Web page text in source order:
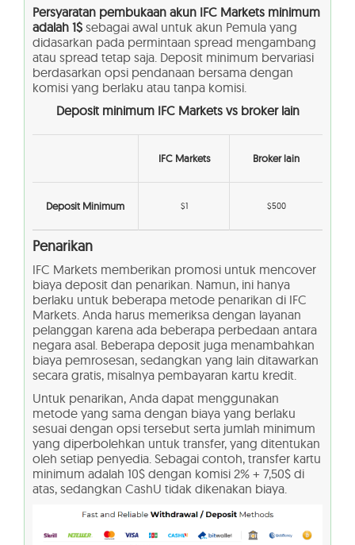
Persyaratan pembukaan akun IFC Markets minimum
adalah 1$ sebagai awal untuk akun Pemula yang
didasarkan pada permintaan spread mengambang
atau spread tetap saja. Deposit minimum bervariasi
berdasarkan opsi pendanaan bersama dengan
komisi yang berlaku atau tanpa komisi.
Deposit minimum IFC Markets vs broker lain
IFC Markets Broker lain
Deposit Minimum $1 $500
Penarikan
IFC Markets memberikan promosi untuk mencover
biaya deposit dan penarikan. Namun, ini hanya
berlaku untuk beberapa metode penarikan di IFC
Markets. Anda harus memeriksa dengan layanan
pelanggan karena ada beberapa perbedaan antara
negara asal. Beberapa deposit juga menambahkan
biaya pemrosesan, sedangkan yang lain ditawarkan
secara gratis, misalnya pembayaran kartu kredit.
Untuk penarikan, Anda dapat menggunakan
metode yang sama dengan biaya yang berlaku
sesuai dengan opsi tersebut serta jumlah minimum
yang diperbolehkan untuk transfer, yang ditentukan
oleh setiap penyedia. Sebagai contoh, transfer kartu
minimum adalah 10$ dengan komisi 2% + 7,50$ di
atas, sedangkan CashU tidak dikenakan biaya.